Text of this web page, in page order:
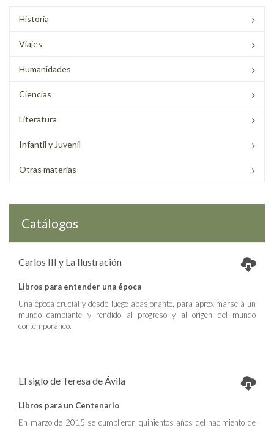
Historia
Viajes
Humanidades
Ciencias
Literatura
Infantil y Juvenil
Otras materias
Catálogos
Carlos III y La Ilustración
Libros para entender una época
Una época crucial y desde luego apasionante, para aproximarse a un
mundo cambiante y rendido al progreso y al origen del mundo
contemporáneo.
El siglo de Teresa de Ávila
Libros para un Centenario
En marzo de 2015 se cumplieron quinientos años del nacimiento de